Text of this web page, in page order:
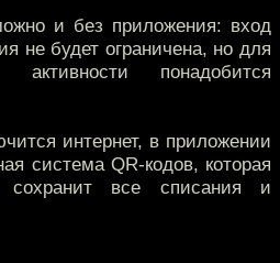
и без приложения: вход
не будет ограничена, но для
понадобится
интернет, в приложении
система QR-кодов, которая
все списания и